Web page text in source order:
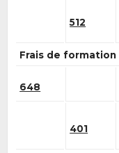
512
Frais de formation
648
401